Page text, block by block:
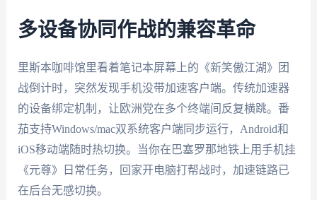
多设备协同作战的兼容革命
里斯本咖啡馆里看着笔记本屏幕上的《新笑傲江湖》团
战倒计时，突然发现手机没带加速客户端。传统加速器
的设备绑定机制，让欧洲党在多个终端间反复横跳。番
茄支持Windows/mac双系统客户端同步运行，Android和
iOS移动端随时热切换。当你在巴塞罗那地铁上用手机挂
《元尊》日常任务，回家开电脑打帮战时，加速链路已
在后台无感切换。